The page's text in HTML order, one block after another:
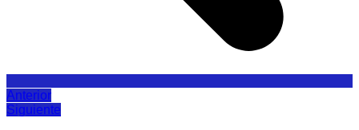
Anterior
Siguiente